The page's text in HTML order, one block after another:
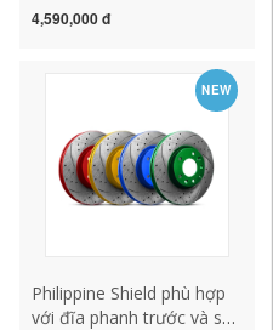
series Audi Accord có thể
4,590,000 đ
NEW
Philippine Shield phù hợp
với đĩa phanh trước và sau